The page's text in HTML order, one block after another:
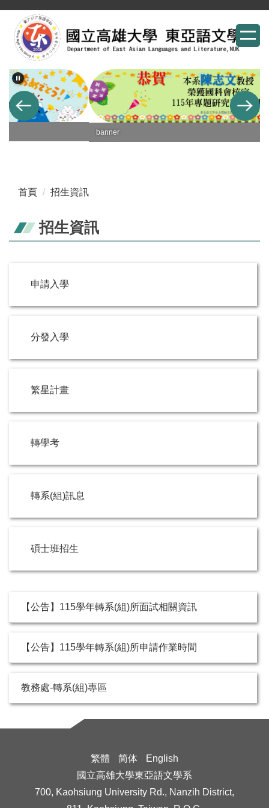
到
內
容
區
首頁 招生資訊
招生資訊
申請入學
分發入學
繁星計畫
轉學考
轉系(組)訊息
碩士班招生
【公告】115學年轉系(組)所面試相關資訊
【公告】115學年轉系(組)所申請作業時間
教務處-轉系(組)專區
繁體 简体
English
國立高雄大學東亞語文學系
700, Kaohsiung University Rd., Nanzih District,